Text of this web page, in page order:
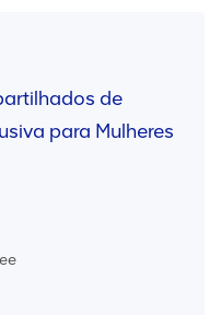
de
para Mulheres